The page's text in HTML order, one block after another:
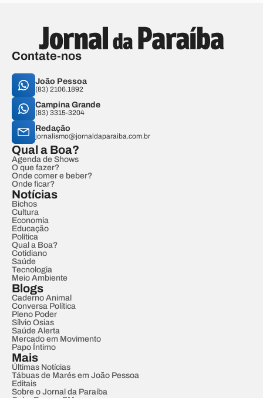
Contate-nos
João Pessoa
(83) 2106.1892
Campina Grande
(83) 3315-3204
Redação
jornalismo@jornaldaparaiba.com.br
Qual a Boa?
Agenda de Shows
O que fazer?
Onde comer e beber?
Onde ficar?
Notícias
Bichos
Cultura
Economia
Educação
Política
Qual a Boa?
Cotidiano
Saúde
Tecnologia
Meio Ambiente
Blogs
Caderno Animal
Conversa Política
Pleno Poder
Sílvio Osias
Saúde Alerta
Mercado em Movimento
Papo Íntimo
Mais
Últimas Notícias
Tábuas de Marés em João Pessoa
Editais
Sobre o Jornal da Paraíba